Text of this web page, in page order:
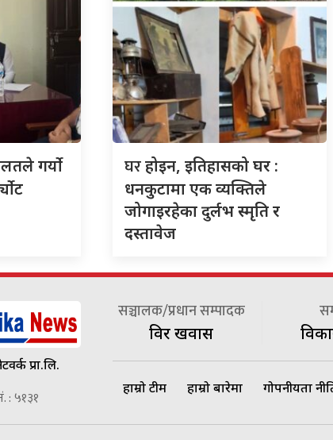
गर्यो
घरहोइन, इतिहासको घर :
धनकुटामा एक व्यक्तिले
जोगाइरहेका दुर्लभ स्मृति र
दस्तावेज
प्रा.लि.
: ५१३१
सञ्चालक/प्रधान सम्पादक
विदुर खवास
हाम्रो टीम हाम्रो बारेमा गोपनीयता